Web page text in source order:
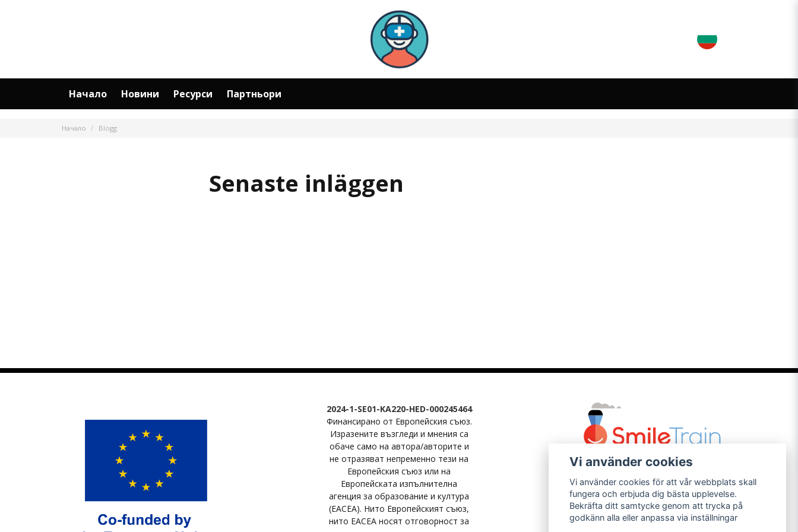
Начало Новини Ресурси Партньори
Начало Blogg
Senaste inläggen
2024-1-SE01-KA220-HED-000245464
Финансирано от Европейския съюз.
Изразените възгледи и мнения са
обаче само на автора/авторите и
не отразяват непременно тези на
Европейския съюз или на
Европейската изпълнителна
агенция за образование и култура
(EACEA). Нито Европейският съюз,
нито EACEA носят отговорност за
Vi använder cookies
Vi använder cookies för att vår webbplats skall
fungera och erbjuda dig bästa upplevelse.
Bekräfta ditt samtycke genom att trycka på
godkänn alla eller anpassa via inställningar